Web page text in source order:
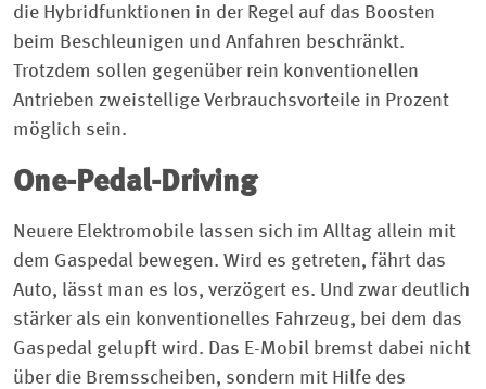
die Hybridfunktionen in der Regel auf das Boosten
beim Beschleunigen und Anfahren beschränkt.
Trotzdem sollen gegenüber rein konventionellen
Antrieben zweistellige Verbrauchsvorteile in Prozent
möglich sein.
One-Pedal-Driving
Neuere Elektromobile lassen sich im Alltag allein mit
dem Gaspedal bewegen. Wird es getreten, fährt das
Auto, lässt man es los, verzögert es. Und zwar deutlich
stärker als ein konventionelles Fahrzeug, bei dem das
Gaspedal gelupft wird. Das E-Mobil bremst dabei nicht
über die Bremsscheiben, sondern mit Hilfe des